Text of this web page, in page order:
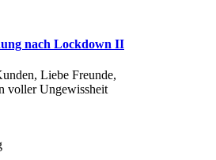
nach Lockdown II
Liebe Freunde,
voller Ungewissheit